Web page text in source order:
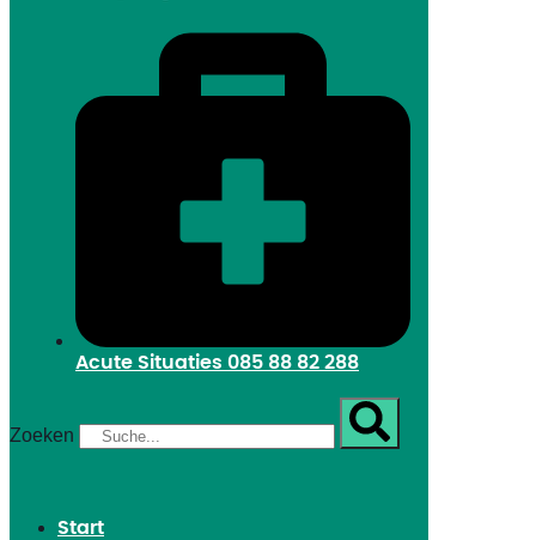
Acute Situaties 085 88 82 288
Zoeken
Start